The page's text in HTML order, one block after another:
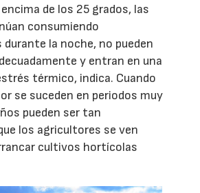
de los 25 grados, las
consumiendo
la noche, no pueden
y entran en una
térmico, indica. Cuando
se suceden en periodos muy
pueden ser tan
los agricultores se ven
cultivos hortícolas